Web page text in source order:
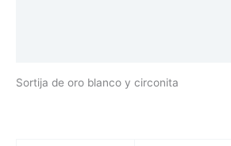
Sortija de oro blanco y circonita